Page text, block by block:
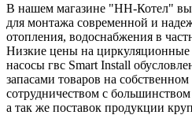
В нашем магазине "НН-Котел" вы
для монтажа современной и
отопления, водоснабжения в
Низкие цены на циркуляционные
насосы гвс Smart Install
запасами товаров на
сотрудничеством с
а так же поставок продукции